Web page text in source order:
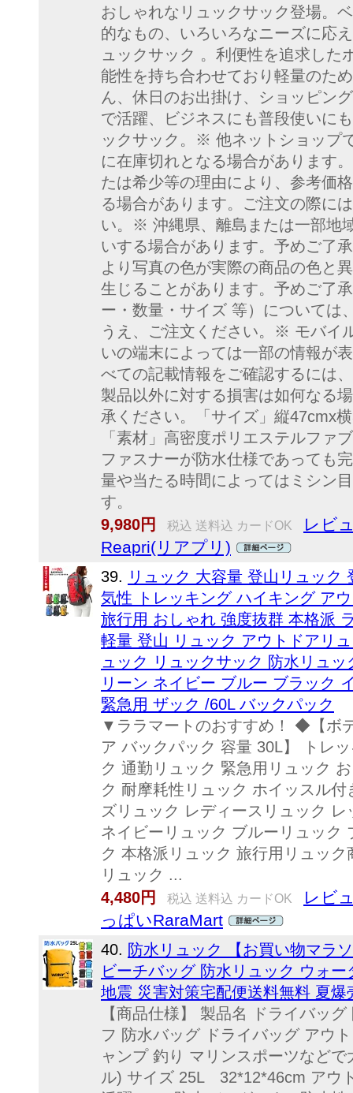
おしゃれなリュックサック登場。
的なもの、いろいろなニーズに応
ュックサック 。利便性を追求した
能性を持ち合わせており軽量のた
ん、休日のお出掛け、ショッピン
で活躍、ビジネスにも普段使いに
ックサック。※ 他ネットショップ
に在庫切れとなる場合があります
たは希少等の理由により、参考価
る場合があります。ご注文の際に
い。※ 沖縄県、離島または一部地
いする場合があります。予めご了
より写真の色が実際の商品の色と
生じることがあります。予めご了
ー・数量・サイズ 等）については
うえ、ご注文ください。※ モバイ
いの端末によっては一部の情報が
べての記載情報をご確認するには
製品以外に対する損害は如何なる
承ください。「サイズ」縦47cmx
「素材」高密度ポリエステルファ
ファスナーが防水仕様であっても
量や当たる時間によってはミシン
す。
9,980円
税込 送料込 カードOK
レビ
Reapri(リアプリ)
39. リュック 大容量 登山リュック
気性 トレッキング ハイキング ア
旅行用 おしゃれ 強度抜群 本格派
軽量 登山 リュック アウトドアリ
ュック リュックサック 防水リュ
リーン ネイビー ブルー ブラック
緊急用 ザック /60L バックパック
▼ララマートのおすすめ！ ◆【ボ
ア バックパック 容量 30L】 トレ
ク 通勤リュック 緊急用リュック
ク 耐摩耗性リュック ホイッスル
ズリュック レディースリュック
ネイビーリュック ブルーリュック
ク 本格派リュック 旅行用リュッ
リュック ...
4,480円
税込 送料込 カードOK
レビ
っぱいRaraMart
40. 防水リュック 【お買い物マラ
ビーチバッグ 防水リュック ウォ
地震 災害対策宅配便送料無料 夏爆
【商品仕様】 製品名 ドライバッ
フ 防水バッグ ドライバッグ アウ
ャンプ 釣り マリンスポーツなど
ル) サイズ 25L 32*12*46cm アウ